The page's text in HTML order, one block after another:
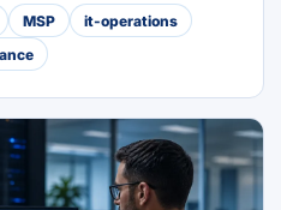
MSP
it-operations